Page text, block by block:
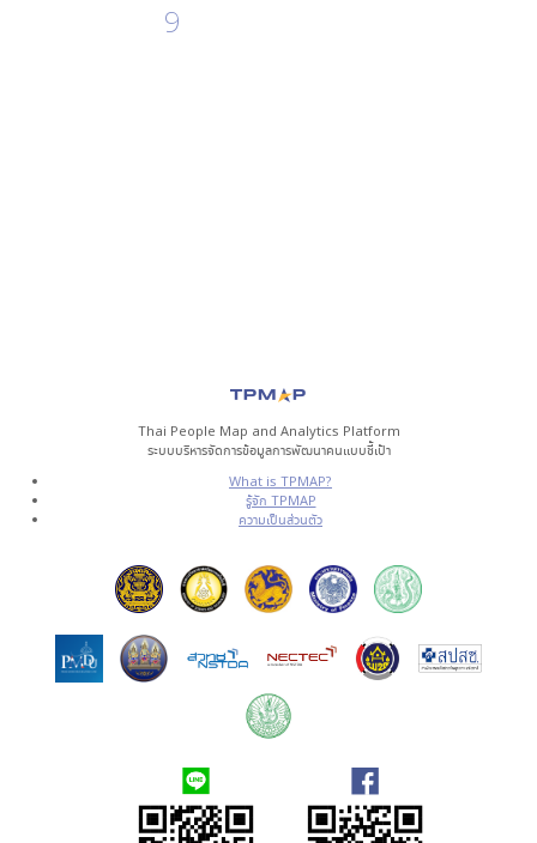
9
Thai People Map and Analytics Platform
ระบบบริหารจัดการข้อมูลการพัฒนาคนแบบชี้เป้า
What is TPMAP?
รู้จัก TPMAP
ความเป็นส่วนตัว